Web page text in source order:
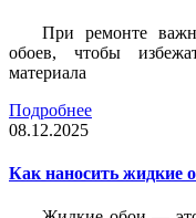
При ремонте
обоев, чтобы
материала
Подробнее
08.12.2025
Как наносить жидкие